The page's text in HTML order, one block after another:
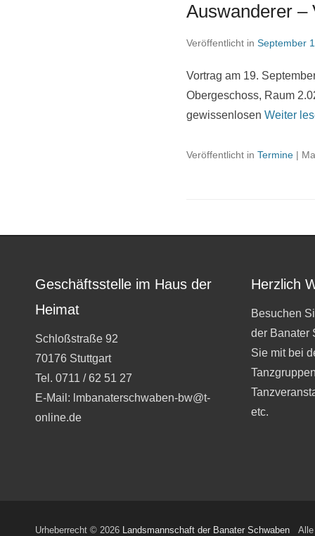
Auswanderer –
Veröffentlicht in September
Vortrag am 19.
Obergeschoss, Raum
gewissenlosen Weiter
Veröffentlicht in Termine |
Geschäftsstelle im Haus der
Heimat
Schloßstraße 92
70176 Stuttgart
Tel. 0711 / 62 51 27
E-Mail: lmbanaterschwaben-bw@t-
online.de
Herzlich
Besuchen
der Banater
Sie mit bei
etc.
Urheberrecht © 2026 Landsmannschaft der Banater Schwaben Alle